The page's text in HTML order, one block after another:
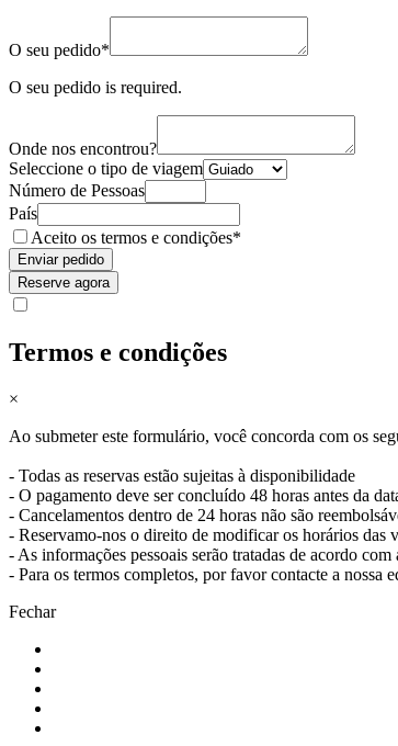
8 Dias|4/5
O seu pedido*
O seu pedido is required.
Onde nos encontrou?
Seleccione o tipo de viagem
Número de Pessoas
País
Aceito os termos e condições*
Enviar pedido
Reserve agora
Termos e condições
×
Ao submeter este formulário, você concorda com os
- Todas as reservas estão sujeitas à disponibilidade
- O pagamento deve ser concluído 48 horas antes da
- Cancelamentos dentro de 24 horas não são
- Reservamo-nos o direito de modificar os horários das
- As informações pessoais serão tratadas de acordo
- Para os termos completos, por favor contacte a nossa
Fechar